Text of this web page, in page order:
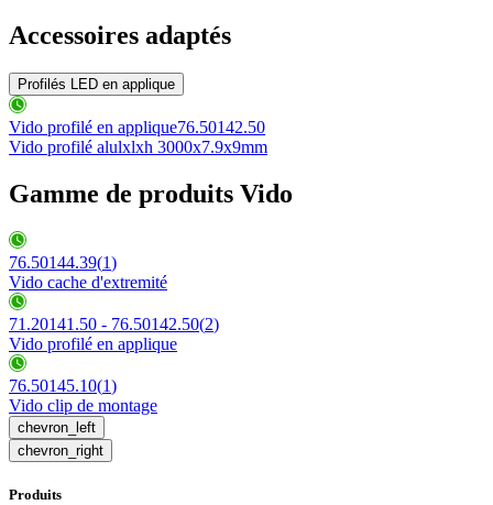
Accessoires adaptés
Profilés LED en applique
Vido profilé en applique76.50142.50
Vido profilé alulxlxh 3000x7.9x9mm
Gamme de produits Vido
76.50144.39(1)
Vido cache d'extremité
71.20141.50 - 76.50142.50(2)
Vido profilé en applique
76.50145.10(1)
Vido clip de montage
chevron_left
chevron_right
Produits